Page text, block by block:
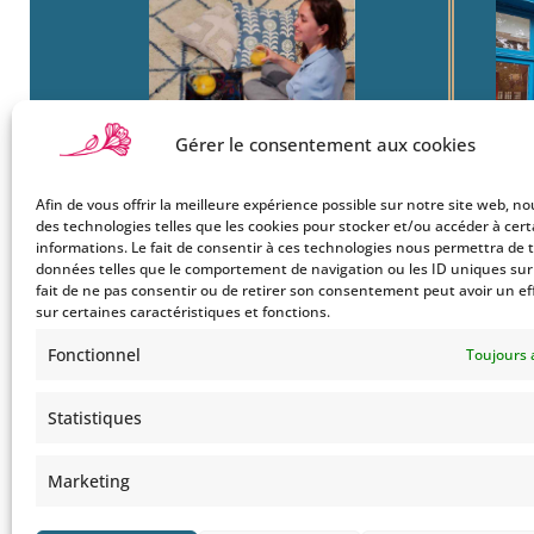
Gérer le consentement aux cookies
Afin de vous offrir la meilleure expérience possible sur notre site web,
des technologies telles que les cookies pour stocker et/ou accéder à
informations. Le fait de consentir à ces technologies nous permettra de
données telles que le comportement de navigation ou les ID uniques sur
fait de ne pas consentir ou de retirer son consentement peut avoir un
sur certaines caractéristiques et fonctions.
Fonctionnel Toujours
Statistiques
Marketing
Boutique
Mon Compte
Le Style Bohemians
22